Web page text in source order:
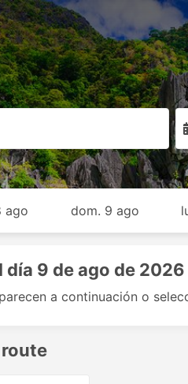
ago dom. 9 ago
día 9 de ago de 2026
a continuación o